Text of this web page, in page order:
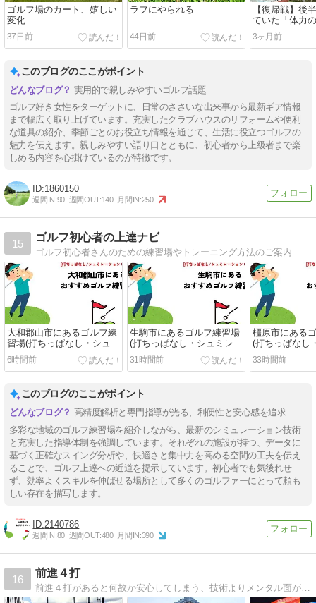
ゴルフ場のカート、嬉しい
変化
37日前
ラフにやられる
44日前
【復帰戦】後
ていた「体力
3ヶ月前
このブログのここがポイント
実用的で親しみやすいゴルフ話題
ゴルフ好き女性をターゲットに、日常のささいな出来事から最新ギア情報
まで幅広く取り上げています。充実したクラブハウスのリフォームや便利
な道具の紹介、季節ごとのお役立ち情報を通じて、生活に役立つゴルフの
魅力を伝えます。親しみやすい語り口とともに、初心者から上級者まで楽
しめる内容を心掛けているのが特徴です。
1860150
週間IN:90 週間OUT:140 月間IN:250
15
ゴルフ初心者の上達ナビ
ゴルフ初心者さんのための練習場やトレーニング方法のご案内
大和郡山市にあるゴルフ練
習場(打ちっぱなし・シュミ
レーションゴルフ)の安いお
すすめ5選
6時間前
生駒市にあるゴルフ練習場
(打ちっぱなし・シュミレー
ションゴルフ)の安いおすす
め5選
31時間前
橿原市にある
(打ちっぱなし
ションゴルフ)
め5選
33時間前
このブログのここがポイント
高精度解析と専門指導が光る、利便性と安心感を追求
多彩な地域のゴルフ練習場を紹介しながら、最新のシミュレーション技術
と充実した指導体制を強調しています。それぞれの施設が持つ、データに
基づく正確なスイング分析や、快適さと集中力を高める空間の工夫を伝え
ることで、ゴルフ上達への近道を提示しています。初心者でも気後れせ
ず、効率よくスキルを伸ばせる場所として多くのゴルファーにとって頼も
しい存在を描写します。
2140786
週間IN:80 週間OUT:480 月間IN:390
16
前進４打
前進４打があると何故か安心してしまう、技術よりメンタル面が課題な気まぐれゴルファー